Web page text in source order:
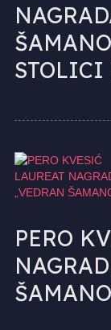
STOLICI
PERO